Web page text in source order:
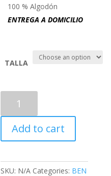
100 % Algodón
ENTREGA A DOMICILIO
TALLA
-
quantity
Add to cart
SKU: N/A Categories: BEN